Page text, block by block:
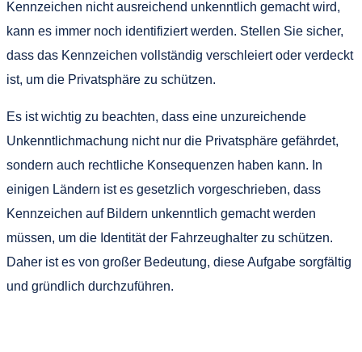
Kennzeichen nicht ausreichend unkenntlich gemacht wird,
kann es immer noch identifiziert werden. Stellen Sie sicher,
dass das Kennzeichen vollständig verschleiert oder verdeckt
ist, um die Privatsphäre zu schützen.
Es ist wichtig zu beachten, dass eine unzureichende
Unkenntlichmachung nicht nur die Privatsphäre gefährdet,
sondern auch rechtliche Konsequenzen haben kann. In
einigen Ländern ist es gesetzlich vorgeschrieben, dass
Kennzeichen auf Bildern unkenntlich gemacht werden
müssen, um die Identität der Fahrzeughalter zu schützen.
Daher ist es von großer Bedeutung, diese Aufgabe sorgfältig
und gründlich durchzuführen.